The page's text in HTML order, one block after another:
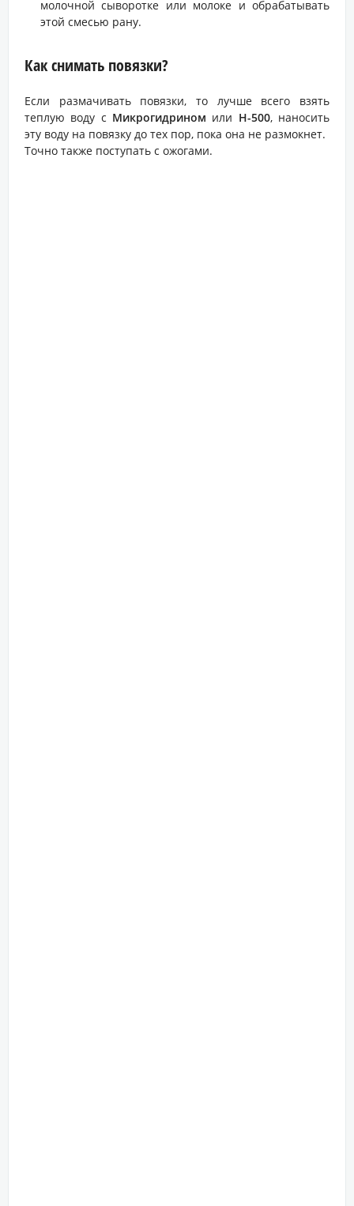
молочной сыворотке или молоке и обрабатывать
этой смесью рану.
Как снимать повязки?
Если размачивать повязки, то лучше всего взять
теплую воду с Микрогидрином или Н-500, наносить
эту воду на повязку до тех пор, пока она не размокнет.
Точно также поступать с ожогами.